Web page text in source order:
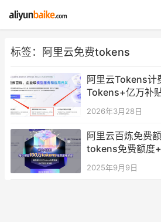
标签：阿里云免费tokens
阿里云Tokens计
Tokens+亿万补
2026年3月28日
阿里云百炼免费
tokens免费额度
tokens
2025年9月9日